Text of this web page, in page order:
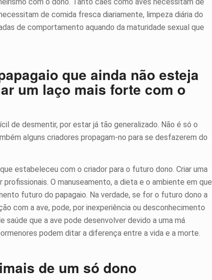
de comida fresca diariamente, limpeza diária do
de comportamento aquando da maturidade sexual que
que ainda não esteja
um laço mais forte com o
de desmentir, por estar já tão generalizado. Não é só o
alguns criadores propagam-no para se desfazerem do
estabeleceu com o criador para o futuro dono. Criar uma
O manuseamento, a dieta e o ambiente em que
futuro do papagaio. Na verdade, se for o futuro dono a
com a ave, pode, por inexperiência ou desconhecimento
saúde que a ave pode desenvolver devido a uma má
podem ditar a diferença entre a vida e a morte.
de um só dono